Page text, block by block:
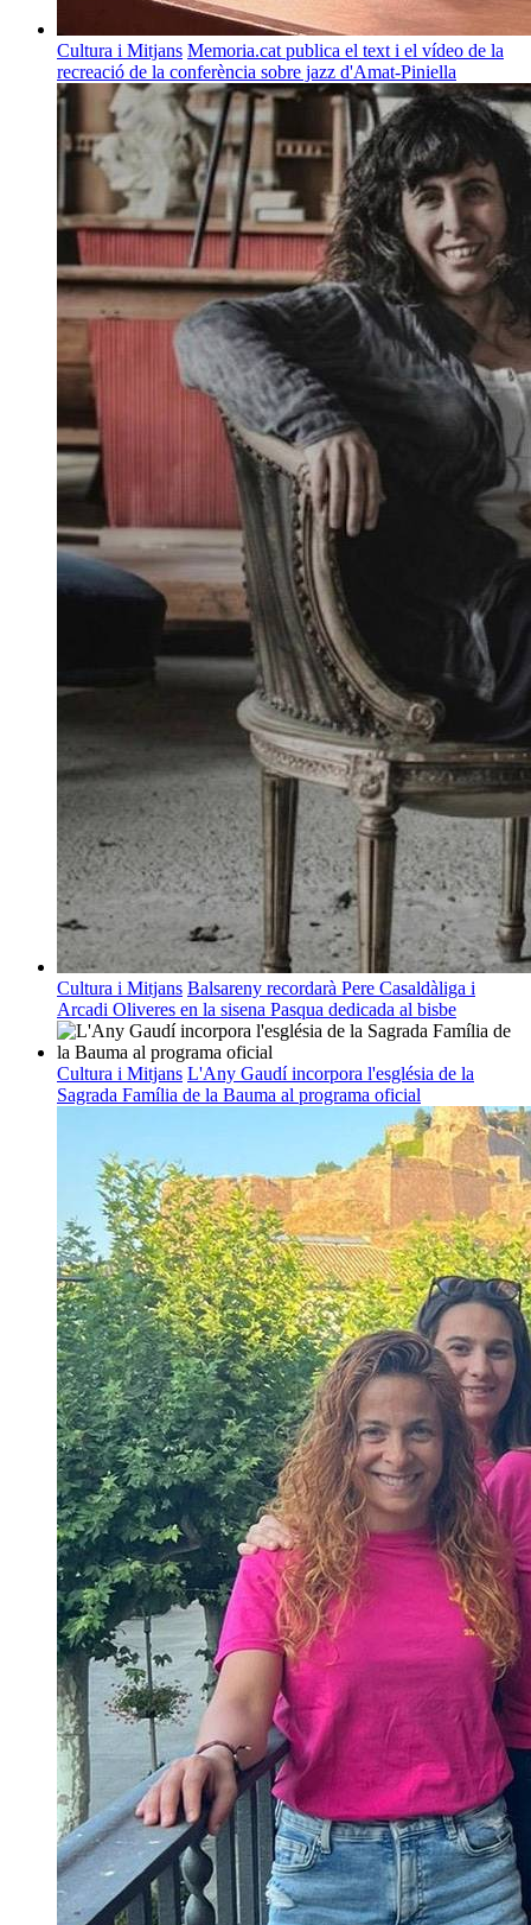
Cultura i Mitjans Memoria.cat publica el text i el vídeo de la
recreació de la conferència sobre jazz d'Amat-Piniella
Cultura i Mitjans Balsareny recordarà Pere Casaldàliga i
Arcadi Oliveres en la sisena Pasqua dedicada al bisbe
Cultura i Mitjans L'Any Gaudí incorpora l'església de la
Sagrada Família de la Bauma al programa oficial